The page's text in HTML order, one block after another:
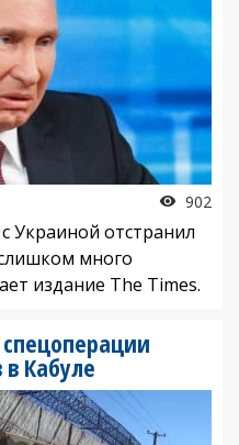
902
Украиной отстранил
много
издание The Times.
Кабуле